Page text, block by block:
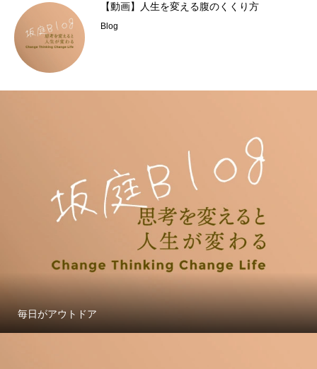
【動画】人生を変える腹のくくり方
Blog
毎日がアウトドア